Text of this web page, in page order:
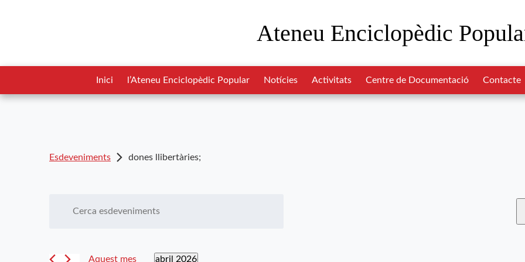
Ateneu Enciclopèdic
Inici l’Ateneu Enciclopèdic Popular Notícies Activitats Centre de Documentació Contacte
Esdeveniments dones llibertàries;
Navegació
Introduïu
Aquest mes abril 2026